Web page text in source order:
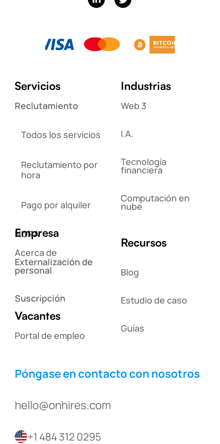
Servicios
Reclutamiento
Todos los servicios
Reclutamiento por
hora
Pago por alquiler
HORA
Externalización de
personal
Suscripción
Industrias
Web 3
I.A.
Tecnología
financiera
Computación en
nube
Empresa
Acerca de
Recursos
Blog
Estudio de caso
Guías
Vacantes
Portal de empleo
Póngase en contacto con nosotros
hello@onhires.com
+1 484 312 0295